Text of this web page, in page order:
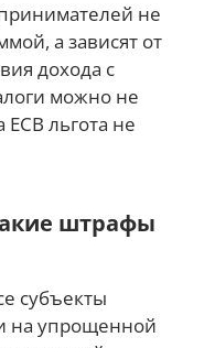
не
а зависят от
дохода с
можно не
льгота не
штрафы
субъекты
на упрощенной